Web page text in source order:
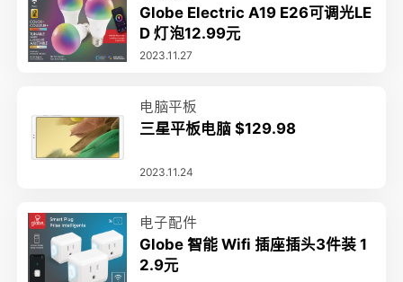
Globe Electric A19 E26可调光LE
D 灯泡12.99元
2023.11.27
电脑平板
三星平板电脑 $129.98
2023.11.24
电子配件
Globe 智能 Wifi 插座插头3件装 1
2.9元